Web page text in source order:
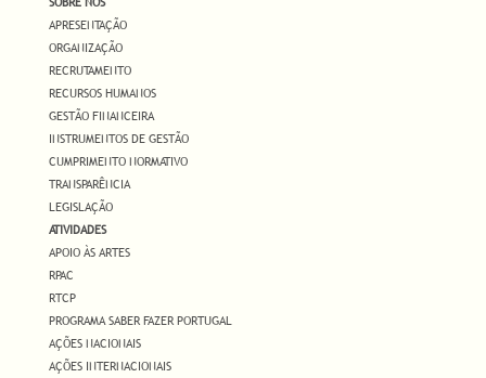
APRESENTAÇÃO
ORGANIZAÇÃO
RECRUTAMENTO
RECURSOS HUMANOS
GESTÃO FINANCEIRA
INSTRUMENTOS DE GESTÃO
CUMPRIMENTO NORMATIVO
TRANSPARÊNCIA
LEGISLAÇÃO
ATIVIDADES
APOIO ÀS ARTES
RPAC
RTCP
PROGRAMA SABER FAZER PORTUGAL
AÇÕES NACIONAIS
AÇÕES INTERNACIONAIS